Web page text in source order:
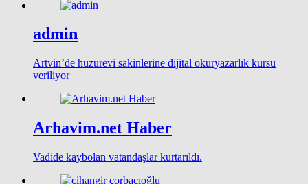
admin
Artvin’de huzurevi sakinlerine dijital okuryazarlık kursu
veriliyor
Arhavim.net Haber
Vadide kaybolan vatandaşlar kurtarıldı.